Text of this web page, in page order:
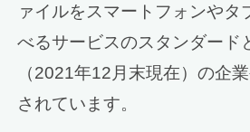
ァイルをスマートフォンやタ
べるサービスのスタンダード
（2021年12月末現在）の企
されています。